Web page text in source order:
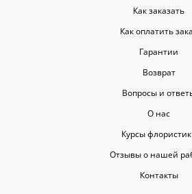
Как заказать
Как оплатить
Гарантии
Возврат
Вопросы и
О нас
Курсы
Отзывы о нашей
Контакты